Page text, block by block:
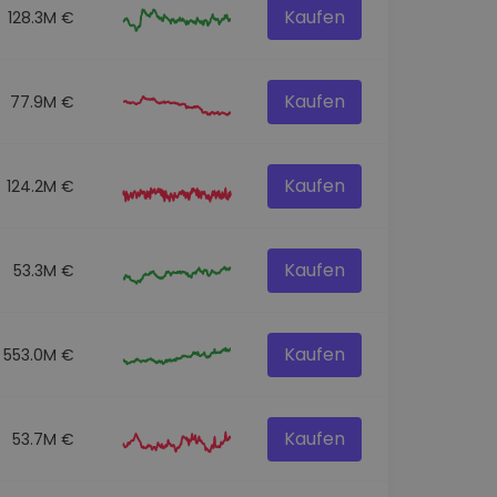
128.3M € Kaufen
77.9M € Kaufen
124.2M € Kaufen
53.3M € Kaufen
553.0M € Kaufen
53.7M € Kaufen